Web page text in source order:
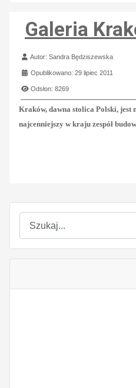
Szukaj
Galeria
Szczegóły
Autor:Sandra Będziszewska
Opublikowano: 29 lipiec 2011
Odsłon: 8269
Kraków, dawna stolica Polski, jest
najcenniejszy w kraju zespół